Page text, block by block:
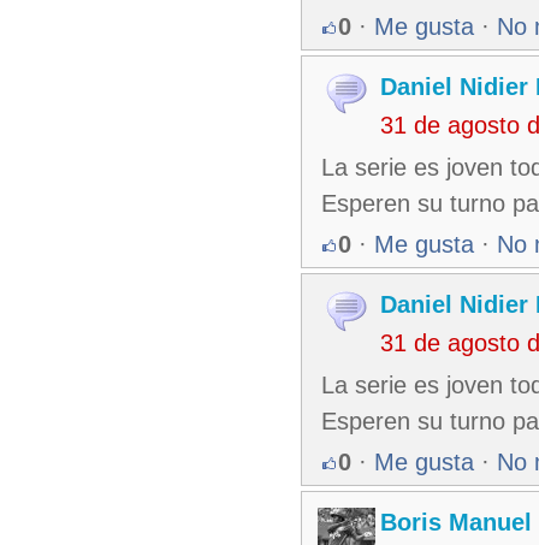
0 · Me gusta · No
Daniel Nidier
31 de agosto
La serie es joven
Esperen su turno
0 · Me gusta · No
Daniel Nidier
31 de agosto
La serie es joven
Esperen su turno
0 · Me gusta · No
Boris Manuel